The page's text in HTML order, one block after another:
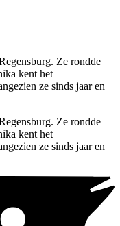
Ze rondde
kent het
ze sinds jaar en
Ze rondde
kent het
ze sinds jaar en